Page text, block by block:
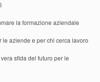
la formazione aziendale
aziende e per chi cerca lavoro
sfida del futuro per le